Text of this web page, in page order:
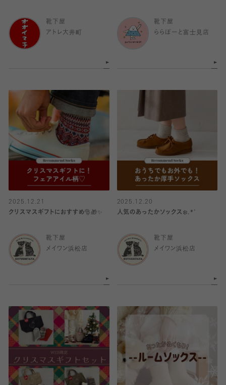
靴下屋
アトレ大井町
靴下屋
ららぽーと富士見店
2025.12.21
クリスマスギフトにおすすめ🎅🎁✨
靴下屋
メイワン浜松店
2025.12.20
人気のあったかソックス❄️.*˚
靴下屋
メイワン浜松店